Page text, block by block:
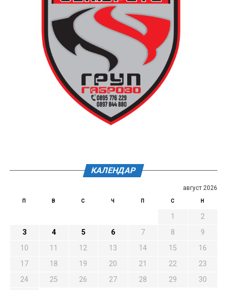
КАЛЕНДАР
август 2026
П В С Ч П С Н
1
2
3
4 5 6 7 8
9
10
11 12 13 14 15
16
17
18 19 20 21 22
23
24
25 26 27 28 29 30